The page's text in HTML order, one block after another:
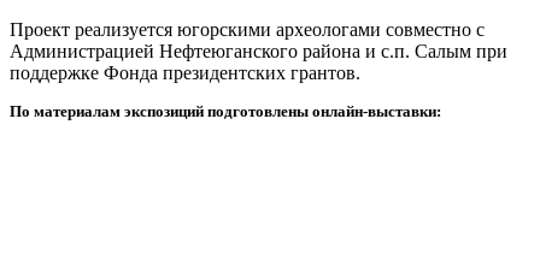
Проект реализуется югорскими археологами совместно с
Администрацией Нефтеюганского района и с.п. Салым при
поддержке Фонда президентских грантов.
По материалам экспозиций подготовлены онлайн-выставки: